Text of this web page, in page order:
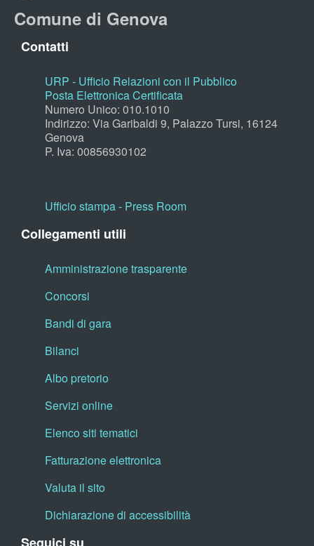
Comune di Genova
Contatti
URP - Ufficio Relazioni con il Pubblico
Posta Elettronica Certificata
Numero Unico: 010.1010
Indirizzo: Via Garibaldi 9, Palazzo Tursi, 16124
Genova
P. Iva: 00856930102
Ufficio stampa - Press Room
Collegamenti utili
Amministrazione trasparente
Concorsi
Bandi di gara
Bilanci
Albo pretorio
Servizi online
Elenco siti tematici
Fatturazione elettronica
Valuta il sito
Dichiarazione di accessibilità